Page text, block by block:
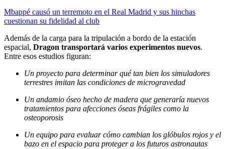
Mbappé causó un terremoto en el Real Madrid y sus hinchas
cuestionan su fidelidad al club
Además de la carga para la tripulación a bordo de la estación
espacial, Dragon transportará varios experimentos nuevos.
Entre esos estudios figuran:
Un proyecto para determinar qué tan bien los simuladores
terrestres imitan las condiciones de microgravedad
Un andamio óseo hecho de madera que generaría nuevos
tratamientos para afecciones óseas frágiles como la
osteoporosis
Un equipo para evaluar cómo cambian los glóbulos rojos y el
bazo en el espacio para proteger a los futuros astronautas